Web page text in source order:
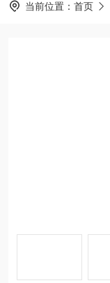
当前位置： 首页